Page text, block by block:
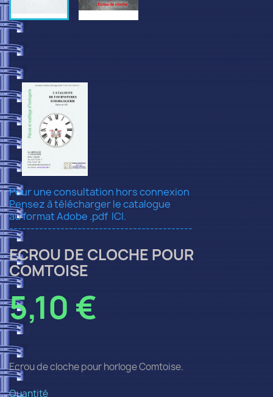
Pour une consultation hors connexion
Pensez à télécharger le catalogue
au format Adobe .pdfICI.
-------------------------------------------
ECROU DE CLOCHE POUR
COMTOISE
5,10 €
Ecrou de cloche pour horloge Comtoise.
Quantité